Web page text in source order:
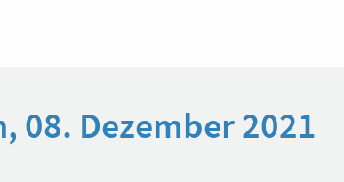
08. Dezember 2021